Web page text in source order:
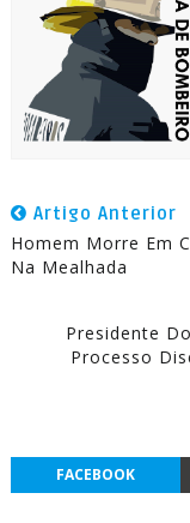
Artigo Anterior
Homem Morre Em
Na Mealhada
Presidente
Processo
FACEBOOK